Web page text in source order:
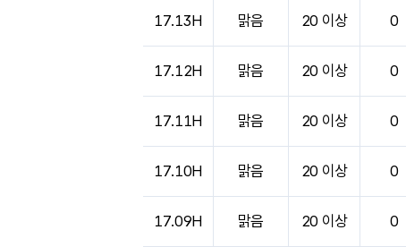
17.13H 맑음 20 이상 0
17.12H 맑음 20 이상 0
17.11H 맑음 20 이상 0
17.10H 맑음 20 이상 0
17.09H 맑음 20 이상 0